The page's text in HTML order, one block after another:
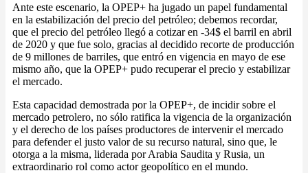
Ante este escenario, la OPEP+ ha jugado un papel fundamental
en la estabilización del precio del petróleo; debemos recordar,
que el precio del petróleo llegó a cotizar en -34$ el barril en abril
de 2020 y que fue solo, gracias al decidido recorte de producción
de 9 millones de barriles, que entró en vigencia en mayo de ese
mismo año, que la OPEP+ pudo recuperar el precio y estabilizar
el mercado.
Esta capacidad demostrada por la OPEP+, de incidir sobre el
mercado petrolero, no sólo ratifica la vigencia de la organización
y el derecho de los países productores de intervenir el mercado
para defender el justo valor de su recurso natural, sino que, le
otorga a la misma, liderada por Arabia Saudita y Rusia, un
extraordinario rol como actor geopolítico en el mundo.